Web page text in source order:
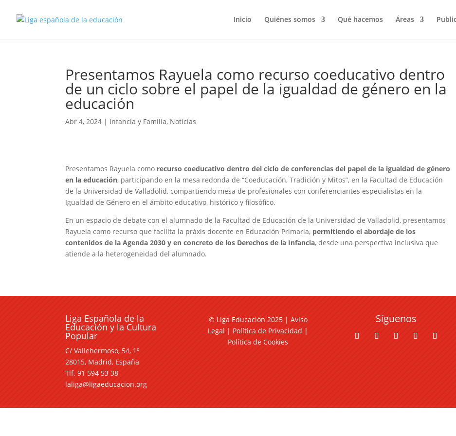
Inicio Quiénes somos Qué hacemos Áreas
Presentamos Rayuela como recurso coeducativo dentro
de un ciclo sobre el papel de la igualdad de género en la
educación
Abr 4, 2024 | Infancia y Familia, Noticias
Presentamos Rayuela como recurso coeducativo dentro del ciclo de conferencias del papel de la igualdad de género
en la educación, participando en la mesa redonda de “Coeducación, Tradición y Mitos”, en la Facultad de Educación
de la Universidad de Valladolid, compartiendo mesa de profesionales con conferenciantes especialistas en la
Igualdad de Género en el ámbito educativo, histórico y filosófico.
En un espacio de debate con el alumnado de la Facultad de Educación de la Universidad de Valladolid, presentamos
Rayuela como recurso que facilita la práxis docente en Educación Primaria, permitiendo el abordaje de los
contenidos de la Agenda 2030 y en concreto de los Derechos de la Infancia, desde una perspectiva inclusiva que
atiende a la heterogeneidad del alumnado.
Liga Española de la
Educación y la Cultura
Popular
C/ Vallehermoso, 54, 1º
28015, Madrid, España
Tlf. 91 594 53 38
laliga@ligaeducacion.org
© Liga Educación 2025 | Aviso
Legal | Política de Privacidad |
Política de Cookies
Síguenos